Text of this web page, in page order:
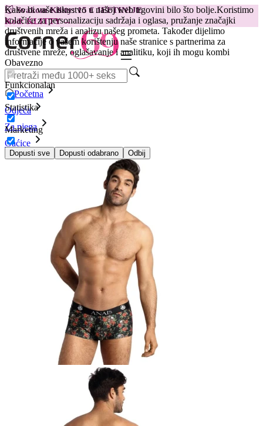
Kako bi vaše iskustvo u našoj web trgovini bilo što bolje.Koristimo
kolačiće za personalizaciju sadržaja i oglasa, pružanje značajki
društvenih mreža i analizu našeg prometa. Također dijelimo
informacije o vašem korištenju naše stranice s partnerima za
društvene mreže, oglašavanje i analitiku, koji ih mogu kombi
Obavezno
Funkcionalan
Statistika
Marketing
Dopusti sve Dopusti odabrano Odbij
😽Svakom Klitty: 15 € JEFTINIJE
Kod: KLITTY →
Početna
Odjeća
Za njega
Gaćice
Bokserice Anais Men - Power, S